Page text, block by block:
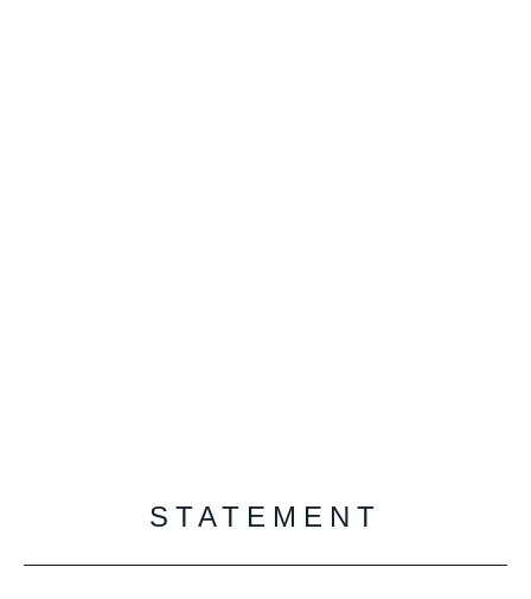
STATEMENT